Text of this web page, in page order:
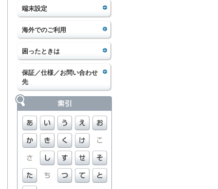
端末設定
海外でのご利用
困ったときは
保証／仕様／お問い合わせ
先